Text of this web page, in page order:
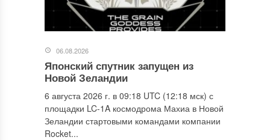
06.08.2026
Японский спутник запущен из
Новой Зеландии
6 августа 2026 г. в 09:18 UTC (12:18 мск) с
площадки LC-1A космодрома Махиа в Новой
Зеландии стартовыми командами компании
Rocket...